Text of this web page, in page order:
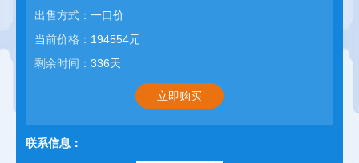
出售方式：一口价
当前价格： 194554元
剩余时间：336天
立即购买
联系信息：